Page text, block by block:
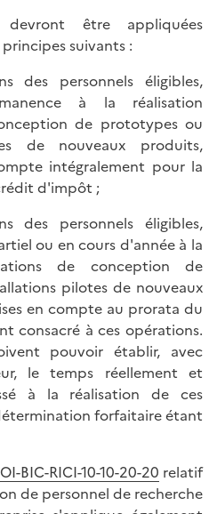
devront être appliquées
suivants :
des personnels éligibles,
à la réalisation
de prototypes ou
de nouveaux produits,
intégralement pour la
d'impôt ;
des personnels éligibles,
ou en cours d'année à la
de conception de
pilotes de nouveaux
en compte au prorata du
consacré à ces opérations.
pouvoir établir, avec
le temps réellement et
à la réalisation de ces
forfaitaire étant
BIC-RICI-10-10-20-20 relatif
de personnel de recherche